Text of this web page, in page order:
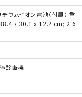
ウムイオン電池（付属） 重
38.4 x 30.1 x 12.2 cm; 2.6
診断機